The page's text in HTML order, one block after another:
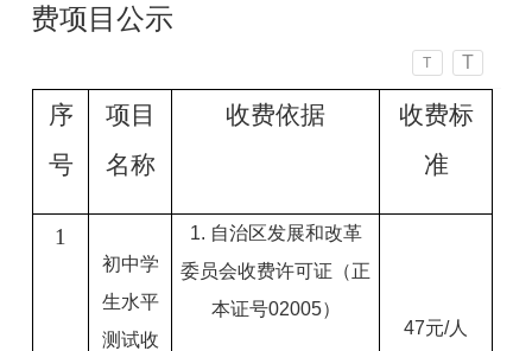
费项目公示
T T
序
号
项目
名称
收费依据
收费标
准
1
初中学
生水平
测试收
1. 自治区发展和改革
委员会收费许可证（正
本证号02005）
47元/人